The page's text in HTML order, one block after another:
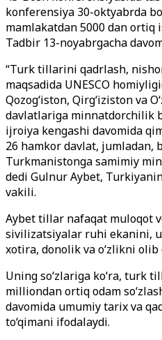
konferensiya 30-oktyabrda
mamlakatdan 5000 dan ortiq
Tadbir 13-noyabrgacha
“Turk tillarini qadrlash,
maqsadida UNESCO
Qozog‘iston, Qirg‘iziston va
davlatlariga minnatdorchilik
ijroiya kengashi davomida
26 hamkor davlat, jumladan,
Turkmanistonga samimiy
dedi Gulnur Aybet,
vakili.
Aybet tillar nafaqat muloqot
sivilizatsiyalar ruhi ekanini,
xotira, donolik va o‘zlikni olib
Uning so‘zlariga ko‘ra, turk
milliondan ortiq odam
davomida umumiy tarix va
to‘qimani ifodalaydi.